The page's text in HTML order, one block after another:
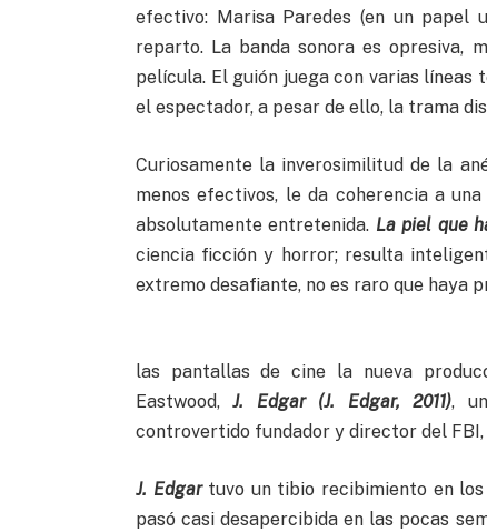
efectivo: Marisa Paredes (en un papel
reparto. La banda sonora es opresiva,
película. El guión juega con varias
el espectador, a pesar de ello, la trama
Curiosamente la inverosimilitud de la
menos efectivos, le da coherencia a
absolutamente entretenida. La piel que
ciencia ficción y horror; resulta
extremo desafiante, no es raro que haya
las pantallas de cine la nueva
Eastwood,J. Edgar (J. Edgar, 2011),
controvertido fundador y director del FBI,
J. Edgartuvo un tibio recibimiento en los
pasó casi desapercibida en las pocas